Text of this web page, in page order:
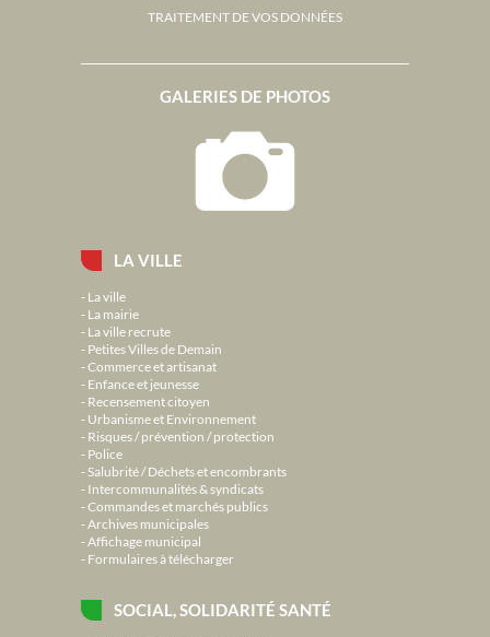
LA VILLE
La ville
La mairie
La ville recrute
Petites Villes de Demain
Commerce et artisanat
Enfance et jeunesse
Recensement citoyen
Urbanisme et Environnement
Risques / prévention / protection
Police
Salubrité / Déchets et encombrants
Intercommunalités & syndicats
Commandes et marchés publics
Archives municipales
Affichage municipal
Formulaires à télécharger
SOCIAL, SOLIDARITÉ SANTÉ
GALERIES DE PHOTOS
TRAITEMENT DE VOS DONNÉES